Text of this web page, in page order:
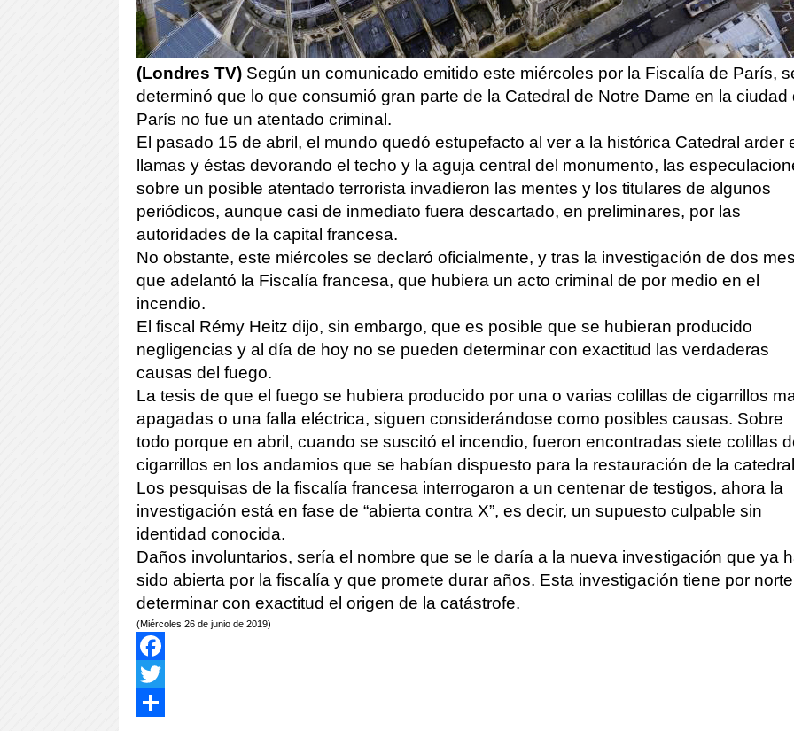
(Londres TV) Según un comunicado emitido este miércoles por la Fiscalía de París,
determinó que lo que consumió gran parte de la Catedral de Notre Dame en la ciudad
París no fue un atentado criminal.
El pasado 15 de abril, el mundo quedó estupefacto al ver a la histórica Catedral arder
llamas y éstas devorando el techo y la aguja central del monumento, las
sobre un posible atentado terrorista invadieron las mentes y los titulares de algunos
periódicos, aunque casi de inmediato fuera descartado, en preliminares, por las
autoridades de la capital francesa.
No obstante, este miércoles se declaró oficialmente, y tras la investigación de dos
que adelantó la Fiscalía francesa, que hubiera un acto criminal de por medio en el
incendio.
El fiscal Rémy Heitz dijo, sin embargo, que es posible que se hubieran producido
negligencias y al día de hoy no se pueden determinar con exactitud las verdaderas
causas del fuego.
La tesis de que el fuego se hubiera producido por una o varias colillas de cigarrillos
apagadas o una falla eléctrica, siguen considerándose como posibles causas. Sobre
todo porque en abril, cuando se suscitó el incendio, fueron encontradas siete colillas
cigarrillos en los andamios que se habían dispuesto para la restauración de la
Los pesquisas de la fiscalía francesa interrogaron a un centenar de testigos, ahora la
investigación está en fase de “abierta contra X”, es decir, un supuesto culpable sin
identidad conocida.
Daños involuntarios, sería el nombre que se le daría a la nueva investigación que ya
sido abierta por la fiscalía y que promete durar años. Esta investigación tiene por norte
determinar con exactitud el origen de la catástrofe.
(Miércoles 26 de junio de 2019)
Facebook
Twitter